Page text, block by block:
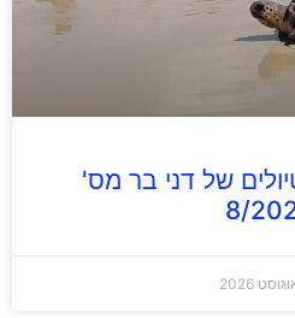
של דני בר מס'
8/